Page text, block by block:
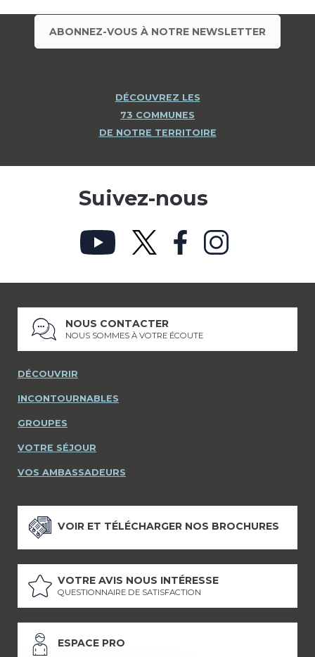
ABONNEZ-VOUS À NOTRE NEWSLETTER
DÉCOUVREZ LES
73 COMMUNES
DE NOTRE TERRITOIRE
Suivez-nous
NOUS CONTACTER
NOUS SOMMES À VOTRE ÉCOUTE
DÉCOUVRIR
INCONTOURNABLES
GROUPES
VOTRE SÉJOUR
VOS AMBASSADEURS
VOIR ET TÉLÉCHARGER NOS BROCHURES
VOTRE AVIS NOUS INTÉRESSE
QUESTIONNAIRE DE SATISFACTION
ESPACE PRO